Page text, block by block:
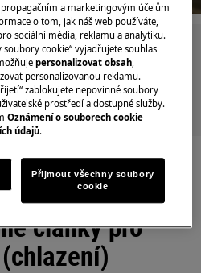
podporných článcích
články pro
a marketingovým účelům
o tom, jak náš web používáte,
sociální média, reklamu a analytiku.
cookie“ vyjadřujete souhlas
personalizovat obsah
personalizovanou reklamu.
zablokujete nepovinné soubory
prostředí a dostupné služby.
Oznámení o souborech cookie
údajů.
Přijmout všechny soubory
cookie